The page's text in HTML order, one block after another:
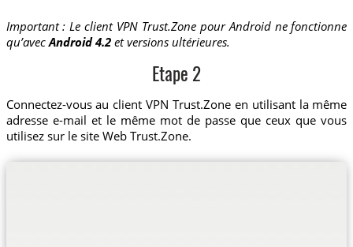
Important : Le client VPN Trust.Zone pour Android ne fonctionne
qu’avecAndroid 4.2et versions ultérieures.
Etape 2
Connectez-vous au client VPN Trust.Zone en utilisant la même
adresse e-mail et le même mot de passe que ceux que vous
utilisez sur le site Web Trust.Zone.